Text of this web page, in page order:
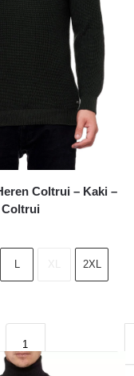
Coltrui – Kaki –
Coltrui
L 2XL